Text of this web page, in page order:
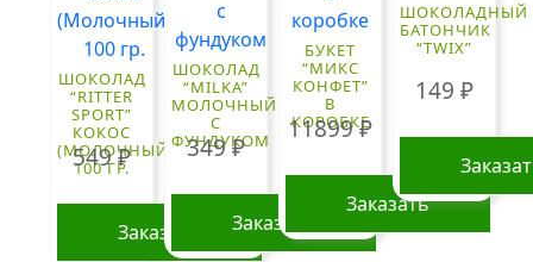
ШОКОЛАД
“RITTER
SPORT”
КОКОС
(МОЛОЧНЫЙ)
100 ГР.
549₽
Заказать
ШОКОЛАД
“MILKA”
МОЛОЧНЫЙ
С
ФУНДУКОМ
349₽
Заказать
БУКЕТ
“МИКС
КОНФЕТ”
В
КОРОБКЕ
11899₽
Заказать
ШОКОЛАДНЫЙ
БАТОНЧИК
“TWIX”
149₽